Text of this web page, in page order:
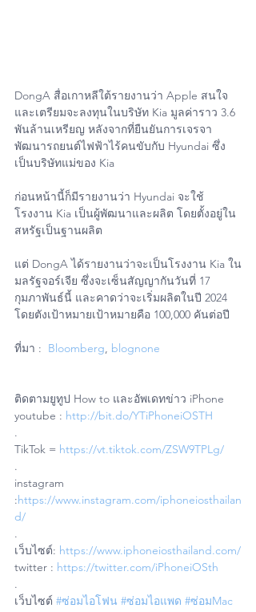
DongA สื่อเกาหลีใต้รายงานว่า Apple สนใจ
และเตรียมจะลงทุนในบริษัท Kia มูลค่าราว 3.6
พันล้านเหรียญ หลังจากที่ยืนยันการเจรจา
พัฒนารถยนต์ไฟฟ้าไร้คนขับกับ Hyundai ซึ่ง
เป็นบริษัทแม่ของ Kia
ก่อนหน้านี้ก็มีรายงานว่า Hyundai จะใช้
โรงงาน Kia เป็นผู้พัฒนาและผลิต โดยตั้งอยู่ใน
สหรัฐเป็นฐานผลิต
แต่ DongA ได้รายงานว่าจะเป็นโรงงาน Kia ใน
มลรัฐจอร์เจีย ซึ่งจะเซ็นสัญญากันวันที่ 17
กุมภาพันธ์นี้ และคาดว่าจะเริ่มผลิตในปี 2024
โดยตังเป้าหมายเป้าหมายคือ 100,000 คันต่อปี
ที่มา : Bloomberg, blognone
ติดตามยูทูป How to และอัพเดทข่าว iPhone
youtube : http://bit.do/YTiPhoneiOSTH
.
TikTok = https://vt.tiktok.com/ZSW9TPLg/
.
instagram
:https://www.instagram.com/iphoneiosthailan
d/
.
เว็บไซต์: https://www.iphoneiosthailand.com/
twitter : https://twitter.com/iPhoneiOSth
.
เว็บไซต์ #ซ่อมไอโฟน #ซ่อมไอแพด #ซ่อมMac